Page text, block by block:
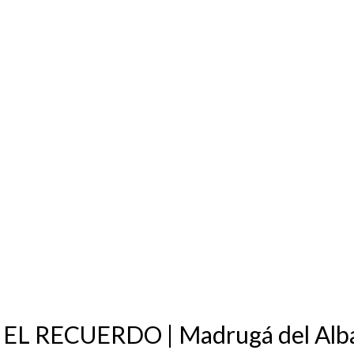
RECUERDO | Madrugá del